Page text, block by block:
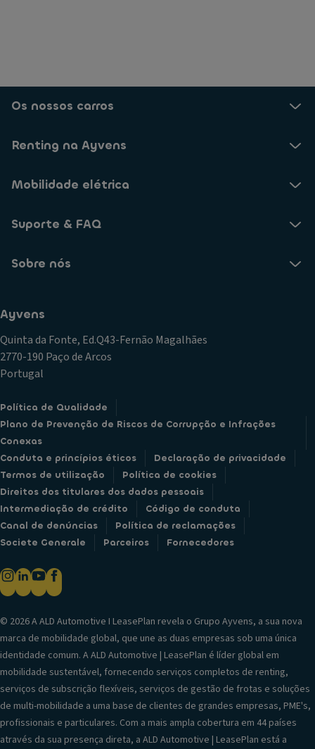
Os nossos carros
Renting na Ayvens
Mobilidade elétrica
Suporte & FAQ
Sobre nós
Ayvens
Quinta da Fonte, Ed.Q43-Fernão Magalhães
2770-190 Paço de Arcos
Portugal
Política de Qualidade
Plano de Prevenção de Riscos de Corrupção e Infrações
Conexas
Conduta e princípios éticos
Declaração de privacidade
Termos de utilização
Política de cookies
Direitos dos titulares dos dados pessoais
Intermediação de crédito
Código de conduta
Canal de denúncias
Política de reclamações
Societe Generale
Parceiros Fornecedores
© 2026 A ALD Automotive I LeasePlan revela o Grupo Ayvens, a sua nova
marca de mobilidade global, que une as duas empresas sob uma única
identidade comum. A ALD Automotive | LeasePlan é líder global em
mobilidade sustentável, fornecendo serviços completos de renting,
serviços de subscrição flexíveis, serviços de gestão de frotas e soluções
de multi-mobilidade a uma base de clientes de grandes empresas, PME's,
profissionais e particulares. Com a mais ampla cobertura em 44 países
através da sua presença direta, a ALD Automotive | LeasePlan está a